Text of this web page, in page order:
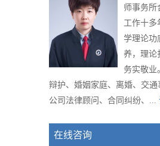
师事务所
工作十多
学理论功
养，理论
务实敬业
辩护、婚姻家庭、离婚、交通
公司法律顾问、合同纠纷、...
在线咨询